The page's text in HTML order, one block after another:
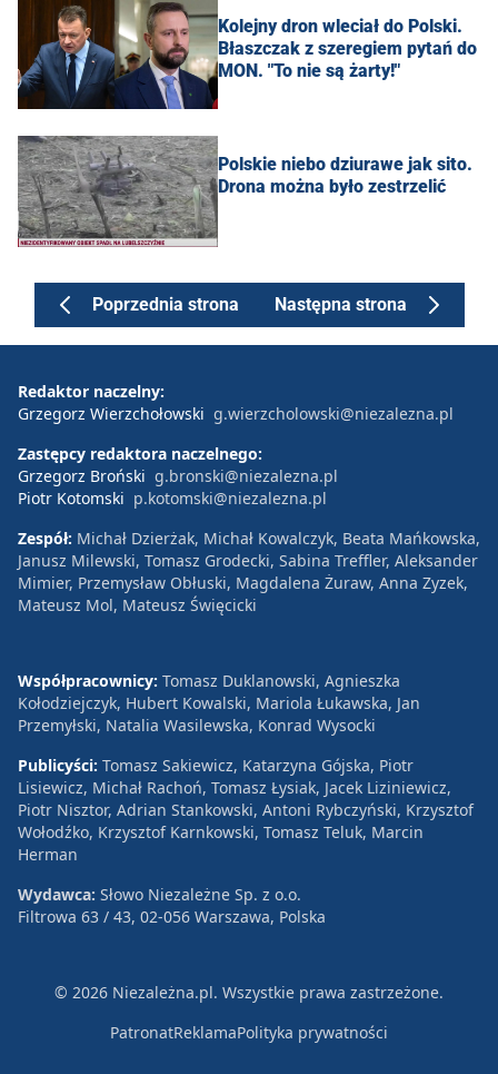
Kolejny dron wleciał do Polski.
Błaszczak z szeregiem pytań do
MON. "To nie są żarty!"
Polskie niebo dziurawe jak sito.
Drona można było zestrzelić
Poprzednia strona Następna strona
Redaktor naczelny:
Grzegorz Wierzchołowski g.wierzcholowski@niezalezna.pl
Zastępcy redaktora naczelnego:
Grzegorz Broński g.bronski@niezalezna.pl
Piotr Kotomski p.kotomski@niezalezna.pl
Zespół: Michał Dzierżak, Michał Kowalczyk, Beata Mańkowska,
Janusz Milewski, Tomasz Grodecki, Sabina Treffler, Aleksander
Mimier, Przemysław Obłuski, Magdalena Żuraw, Anna Zyzek,
Mateusz Mol, Mateusz Święcicki
Współpracownicy: Tomasz Duklanowski, Agnieszka
Kołodziejczyk, Hubert Kowalski, Mariola Łukawska, Jan
Przemyłski, Natalia Wasilewska, Konrad Wysocki
Publicyści: Tomasz Sakiewicz, Katarzyna Gójska, Piotr
Lisiewicz, Michał Rachoń, Tomasz Łysiak, Jacek Liziniewicz,
Piotr Nisztor, Adrian Stankowski, Antoni Rybczyński, Krzysztof
Wołodźko, Krzysztof Karnkowski, Tomasz Teluk, Marcin
Herman
Wydawca: Słowo Niezależne Sp. z o.o.
Filtrowa 63 / 43, 02-056 Warszawa, Polska
© 2026 Niezależna.pl. Wszystkie prawa zastrzeżone.
PatronatReklamaPolityka prywatności